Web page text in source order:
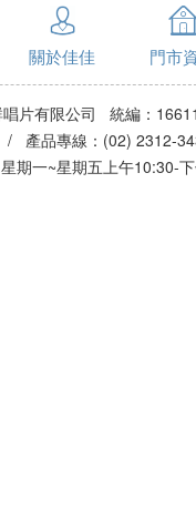
關於佳佳 門市
唱片有限公司 統編：
/ 產品專線：(02)
期一~星期五上午10:30-